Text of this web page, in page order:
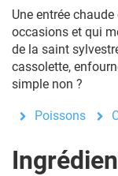
Une entrée
occasions et qui
de la saint
cassolette,
simple non ?
Poissons